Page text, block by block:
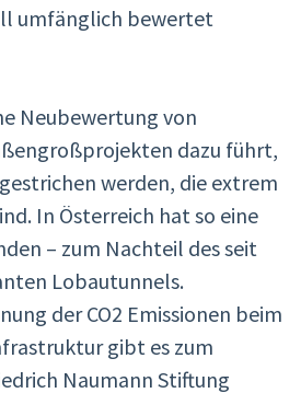
umfänglich bewertet
Neubewertung von
dazu führt,
werden, die extrem
In Österreich hat so eine
– zum Nachteil des seit
Lobautunnels.
der CO2 Emissionen beim
gibt es zum
Naumann Stiftung